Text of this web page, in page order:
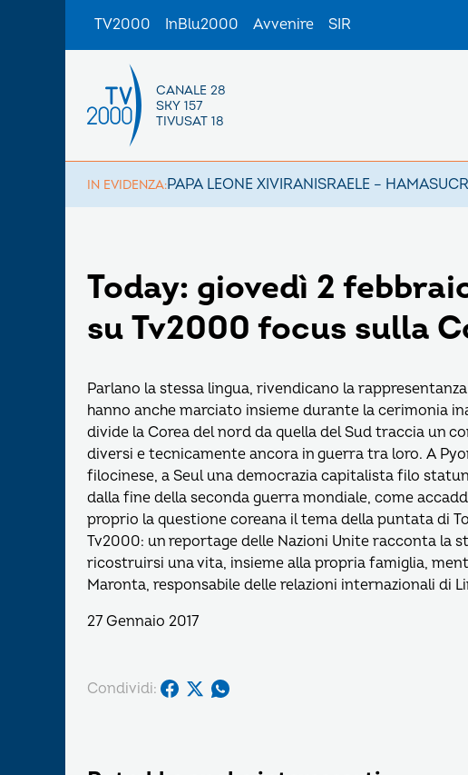
TV2000 InBlu2000 Avvenire SIR
CANALE 28
SKY 157
TIVUSAT 18
IN EVIDENZA:PAPA LEONE XIVIRANISRAELE – HAMAS
Today: giovedì 2
su Tv2000 focus sulla
Parlano la stessa lingua, rivendicano la
hanno anche marciato insieme durante la cerimonia
divide la Corea del nord da quella del Sud traccia un
diversi e tecnicamente ancora in guerra tra loro. A
filocinese, a Seul una democrazia capitalista filo
dalla fine della seconda guerra mondiale, come
proprio la questione coreana il tema della puntata di
Tv2000: un reportage delle Nazioni Unite racconta la
ricostruirsi una vita, insieme alla propria famiglia,
Maronta, responsabile delle relazioni internazionali di
27 Gennaio 2017
Condividi: